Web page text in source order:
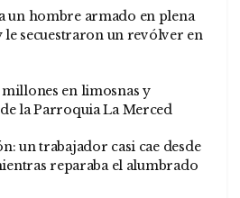
un hombre armado en plena
le secuestraron un revólver en
en limosnas y
la Parroquia La Merced
un trabajador casi cae desde
reparaba el alumbrado